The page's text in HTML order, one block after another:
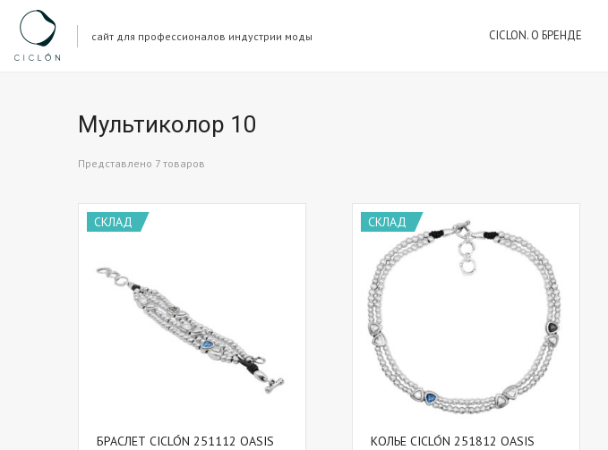
сайт для профессионалов индустрии моды CICLON. О БРЕНДЕ
Мультиколор 10
Представлено 7 товаров
СКЛАД
БРАСЛЕТ CICLÓN 251112 OASIS
СКЛАД
КОЛЬЕ CICLÓN 251812 OASIS